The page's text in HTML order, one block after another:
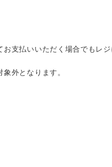
支払いいただく場合でもレ
外となります。